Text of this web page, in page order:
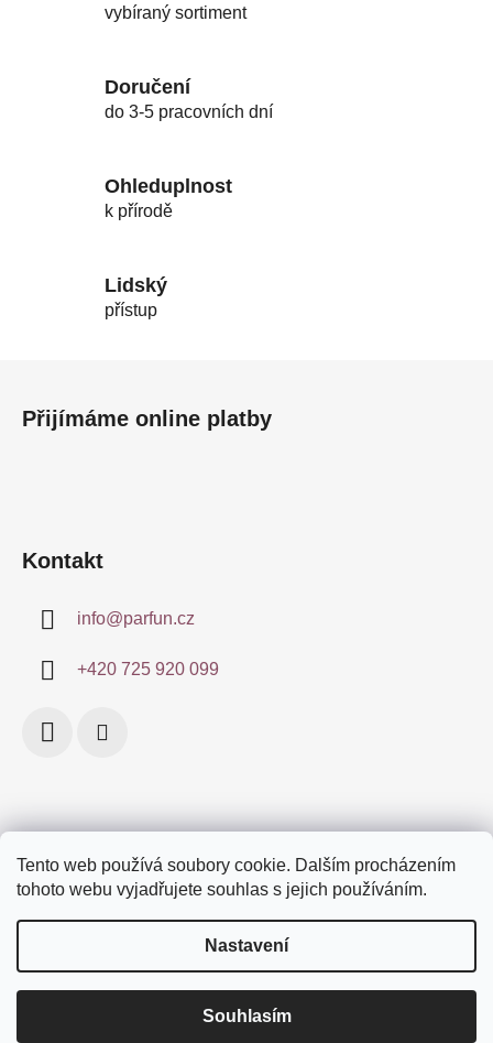
Tento web používá soubory cookie. Dalším procházením
tohoto webu vyjadřujete souhlas s jejich používáním.
Nastavení
Souhlasím
vybíraný sortiment
Doručení
do 3-5 pracovních dní
Ohleduplnost
k přírodě
Lidský
přístup
Přijímáme online platby
Kontakt
info@parfun.cz
+420 725 920 099
Obchodní podmínky Certifikace
Doprava a platby
Podmínky ochrany osobních údajů
Vytvořil Shoptet